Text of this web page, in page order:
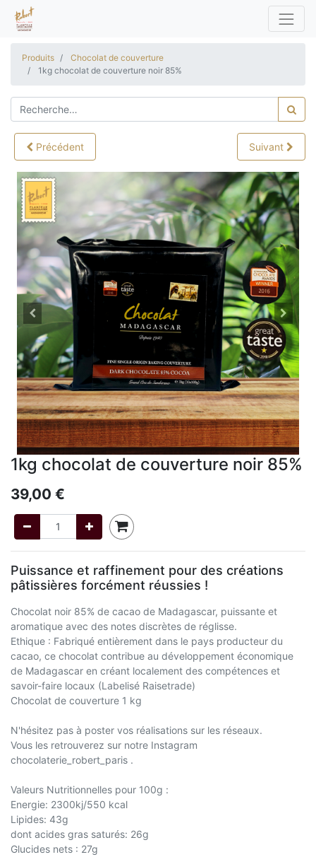
Produits
Chocolat de couverture
1kg chocolat de couverture noir 85%
Précédent Suivant
1kg chocolat de couverture noir 85%
39,00 €
Puissance et raffinement pour des créations
pâtissières forcément réussies !
Chocolat noir 85% de cacao de Madagascar, puissante et
aromatique avec des notes discrètes de réglisse.
Ethique : Fabriqué entièrement dans le pays producteur du
cacao, ce chocolat contribue au développement économique
de Madagascar en créant localement des compétences et
savoir-faire locaux (Labelisé Raisetrade)
Chocolat de couverture 1 kg
N'hésitez pas à poster vos réalisations sur les réseaux.
Vous les retrouverez sur notre Instagram
chocolaterie_robert_paris .
Valeurs Nutritionnelles pour 100g :
Energie: 2300kj/550 kcal
Lipides: 43g
dont acides gras saturés: 26g
Glucides nets : 27g